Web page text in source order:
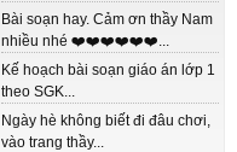
Bài soạn hay. Cảm ơn thầy Nam
nhiều nhé ❤️❤️❤️❤️❤️❤️...
Kế hoạch bài soạn giáo án lớp 1
theo SGK...
Ngày hè không biết đi đâu chơi,
vào trang thầy...